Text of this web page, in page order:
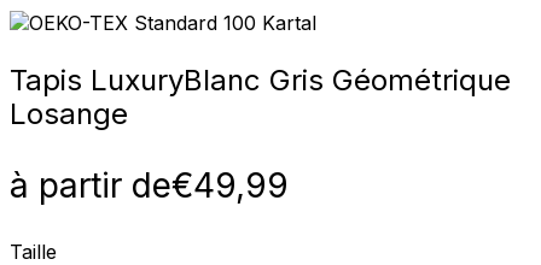
Tapis LuxuryBlanc Gris Géométrique
Losange
à partir de€49,99
Taille